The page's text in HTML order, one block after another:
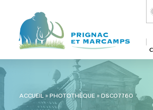
ACCUEIL»PHOTOTHÈQUE»DSC07760